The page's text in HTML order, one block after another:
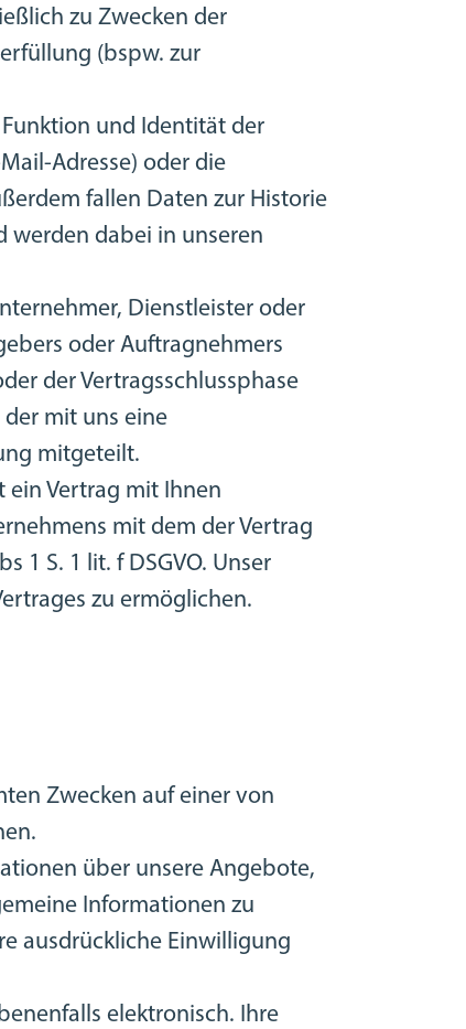
zu Zwecken der
(bspw. zur
und Identität der
Adresse) oder die
fallen Daten zur Historie
werden dabei in unseren
Dienstleister oder
oder Auftragnehmers
der Vertragsschlussphase
mit uns eine
mitgeteilt.
ein Vertrag mit Ihnen
mit dem der Vertrag
1 S. 1 lit. f DSGVO. Unser
zu ermöglichen.
Zwecken auf einer von
über unsere Angebote,
Informationen zu
ausdrückliche Einwilligung
elektronisch. Ihre